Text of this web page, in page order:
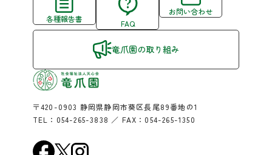
各種報告書 FAQ
お問い合わせ
竜爪園の取り組み
〒420-0903 静岡県静岡市葵区長尾89番地の1
TEL： 054-265-3838 ／ FAX：054-265-1350